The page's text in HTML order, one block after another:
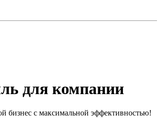
для компании
бизнес с максимальной эффективностью!